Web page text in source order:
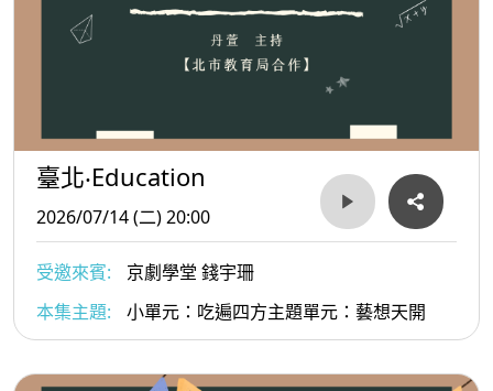
臺北‧Education
2026/07/14 (二) 20:00
受邀來賓:
京劇學堂 錢宇珊
本集主題:
小單元：吃遍四方主題單元：藝想天開